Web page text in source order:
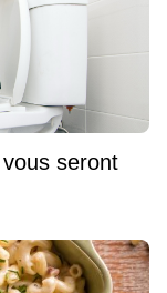
seront